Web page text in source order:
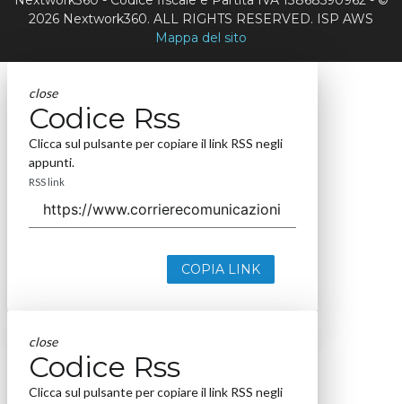
2026 Nextwork360. ALL RIGHTS RESERVED. ISP AWS
Mappa del sito
close
Codice Rss
Clicca sul pulsante per copiare il link RSS negli
appunti.
RSS link
COPIA LINK
close
Codice Rss
Clicca sul pulsante per copiare il link RSS negli